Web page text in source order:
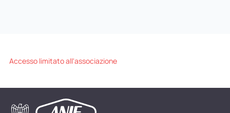
Accesso limitato all'associazione